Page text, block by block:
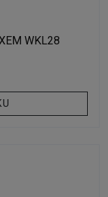
WKL28